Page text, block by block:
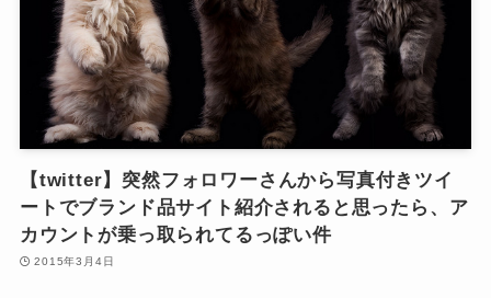
【twitter】突然フォロワーさんから写真付きツイ
ートでブランド品サイト紹介されると思ったら、ア
カウントが乗っ取られてるっぽい件
2015年3月4日